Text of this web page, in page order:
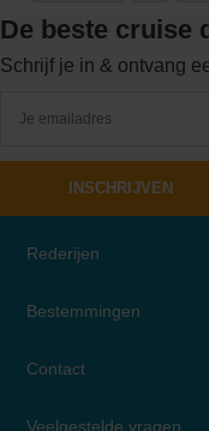
De beste cruise
Schrijf je in & ontvang
INSCHRIJVEN
Rederijen
Bestemmingen
Contact
Veelgestelde vragen